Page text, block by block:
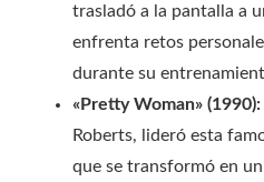
trasladó a la pantalla a
enfrenta retos
durante su
«Pretty Woman» (1990):
Roberts, lideró esta
que se transformó en